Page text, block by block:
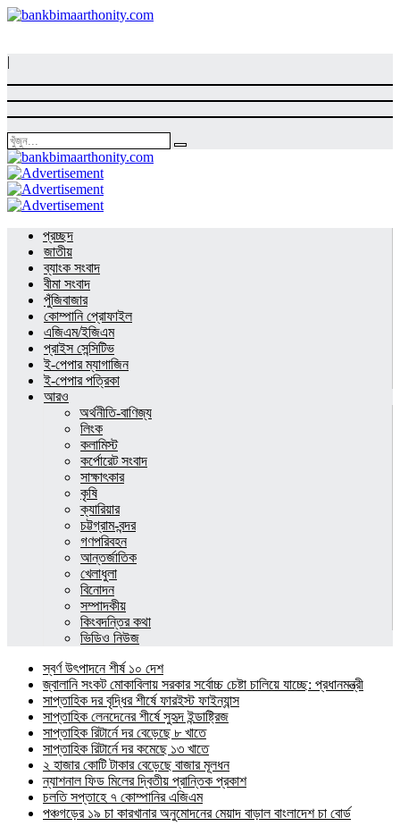
|
প্রচ্ছদ
জাতীয়
ব্যাংক সংবাদ
বীমা সংবাদ
পুঁজিবাজার
কোম্পানি প্রোফাইল
এজিএম/ইজিএম
প্রাইস সেন্সিটিভ
ই-পেপার ম্যাগাজিন
ই-পেপার পত্রিকা
আরও
অর্থনীতি-বাণিজ্য
লিংক
কলামিস্ট
কর্পোরেট সংবাদ
সাক্ষাৎকার
কৃষি
ক্যারিয়ার
চট্টগ্রাম-বন্দর
গণপরিবহন
আন্তর্জাতিক
খেলাধুলা
বিনোদন
সম্পাদকীয়
কিংবদন্তির কথা
ভিডিও নিউজ
স্বর্ণ উৎপাদনে শীর্ষ ১০ দেশ
জ্বালানি সংকট মোকাবিলায় সরকার সর্বোচ্চ চেষ্টা চালিয়ে যাচ্ছে: প্রধানমন্ত্রী
সাপ্তাহিক দর বৃদ্ধির শীর্ষে ফারইস্ট ফাইন্যান্স
সাপ্তাহিক লেনদেনের শীর্ষে সুহৃদ ইন্ডাষ্ট্রিজ
সাপ্তাহিক রিটার্নে দর বেড়েছে ৮ খাতে
সাপ্তাহিক রিটার্নে দর কমেছে ১৩ খাতে
২ হাজার কোটি টাকার বেড়েছে বাজার মূলধন
ন্যাশনাল ফিড মিলের দ্বিতীয় প্রান্তিক প্রকাশ
চলতি সপ্তাহে ৭ কোম্পানির এজিএম
পঞ্চগড়ের ১৯ চা কারখানার অনুমোদনের মেয়াদ বাড়াল বাংলাদেশ চা বোর্ড